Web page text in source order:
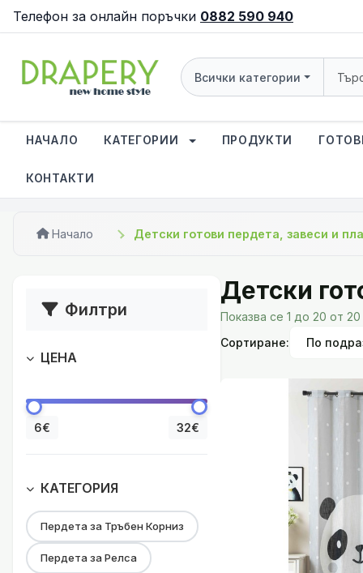
Телефон за онлайн поръчки 0882 590 940
Всички категории
НАЧАЛО КАТЕГОРИИ ПРОДУКТИ
КОНТАКТИ
Начало Детски готови пердета, завеси и
Филтри
ЦЕНА
6€ 32€
КАТЕГОРИЯ
Пердета за Тръбен Корниз
Пердета за Релса
Детски
Показва се 1 до 20 от
Сортиране: